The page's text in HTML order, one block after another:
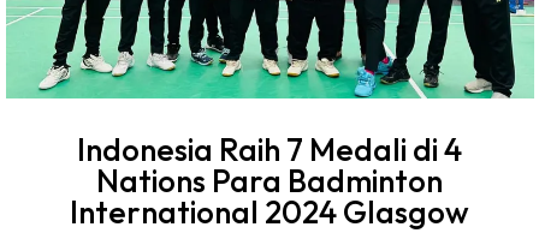
Indonesia Raih 7 Medali di 4
Nations Para Badminton
International 2024 Glasgow